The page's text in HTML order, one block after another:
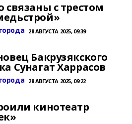
связаны с трестом
28 АВГУСТА 2025, 09:39
Бакрузякского
Сунагат Харрасов
28 АВГУСТА 2025, 09:22
кинотеатр